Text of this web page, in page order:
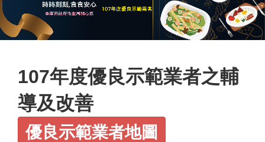
107年度優良示範業者之輔
導及改善
優良示範業者地圖